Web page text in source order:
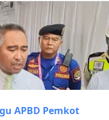
APBD Pemkot